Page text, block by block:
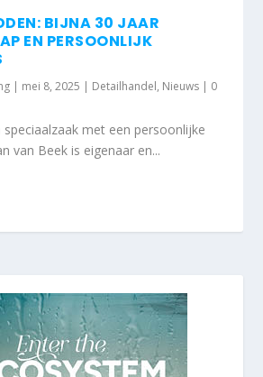
BIJNA 30 JAAR
EN PERSOONLIJK
| mei 8, 2025 | Detailhandel, Nieuws | 0
speciaalzaak met een persoonlijke
van Beek is eigenaar en...